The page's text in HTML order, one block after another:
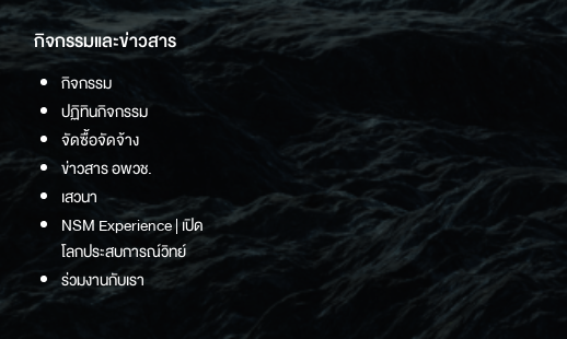
กิจกรรมและข่าวสาร
กิจกรรม
ปฏิทินกิจกรรม
จัดซื้อจัดจ้าง
ข่าวสาร อพวช.
เสวนา
NSM Experience | เปิด
โลกประสบการณ์วิทย์
ร่วมงานกับเรา